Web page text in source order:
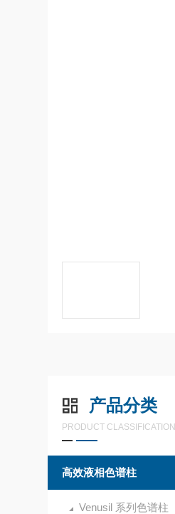
产品分类
PRODUCT CLASSIFICATION
高效液相色谱柱
Venusil 系列色谱柱